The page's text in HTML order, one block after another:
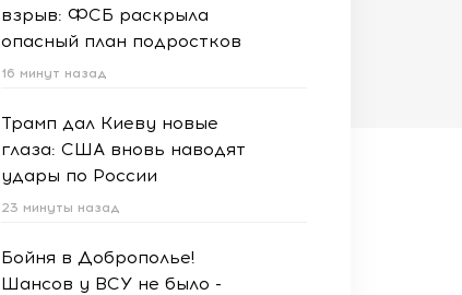
взрыв: ФСБ раскрыла
опасный план подростков
16 минут назад
Трамп дал Киеву новые
глаза: США вновь наводят
удары по России
23 минуты назад
Бойня в Доброполье!
Шансов у ВСУ не было -